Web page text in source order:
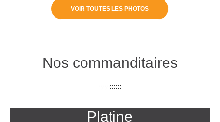
VOIR TOUTES LES PHOTOS
Nos commanditaires
Platine